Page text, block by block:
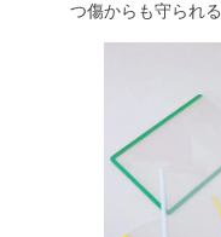
つ傷からも守られ